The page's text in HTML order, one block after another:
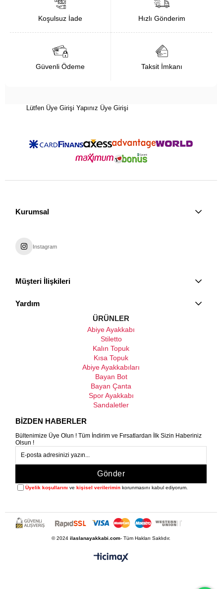
Koşulsuz İade Hızlı Gönderim
Güvenli Ödeme Taksit İmkanı
Lütfen Üye Girişi Yapınız Üye Girişi
Kurumsal
Instagram
Müşteri İlişkileri
Yardım
ÜRÜNLER
Abiye Ayakkabı
Stiletto
Kalın Topuk
Kısa Topuk
Abiye Ayakkabıları
Bayan Bot
Bayan Çanta
Spor Ayakkabı
Sandaletler
BİZDEN HABERLER
Bültenimize Üye Olun ! Tüm İndirim ve Fırsatlardan İlk Sizin Haberiniz
Olsun !
Gönder
Üyelik koşullarını vekişisel verilerimin korunmasını kabul ediyorum.
© 2024 ilaslanayakkabi.com- Tüm Hakları Saklıdır.